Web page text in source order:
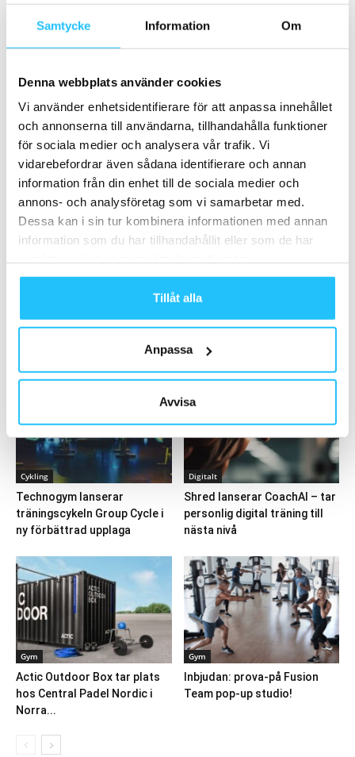
Samtycke Information Om
Denna webbplats använder cookies
Vi använder enhetsidentifierare för att anpassa innehållet
och annonserna till användarna, tillhandahålla funktioner
för sociala medier och analysera vår trafik. Vi
vidarebefordrar även sådana identifierare och annan
information från din enhet till de sociala medier och
annons- och analysföretag som vi samarbetar med.
Dessa kan i sin tur kombinera informationen med annan
information som du har tillhandahållit eller som de har
Tillåt alla
Anpassa
Avvisa
2024-09-25
17-21 mars 2020 – boka...
2019-12-06
Utbildningsföretagen AFPT, SAFE Education
och The Academy går ihop och bildar...
2022-11-03
HFA European Congress 2026 sätter
agendan för Europas träningsbransch –
Ladda fler
Cykling
Technogym lanserar
träningscykeln Group Cycle i
ny förbättrad upplaga
Digitalt
Shred lanserar CoachAI – tar
personlig digital träning till
nästa nivå
Gym
Actic Outdoor Box tar plats
hos Central Padel Nordic i
Norra...
Gym
Inbjudan: prova-på Fusion
Team pop-up studio!